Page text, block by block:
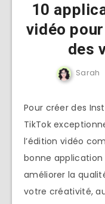
10
vidéo
des
Sarah
Pour créer des
TikTok
l’édition vidéo
bonne
améliorer la
votre créativité,